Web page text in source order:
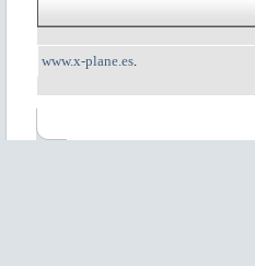
www.x-plane.es